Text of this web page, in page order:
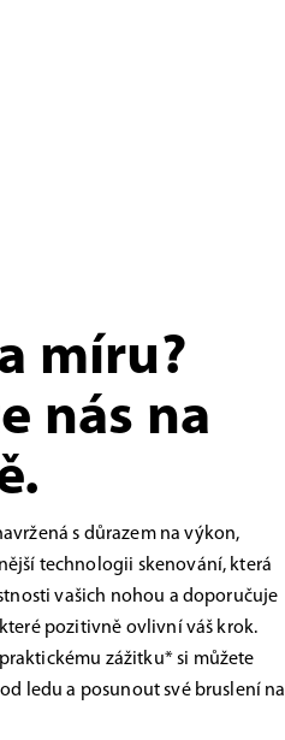
míru?
nás na
s důrazem na výkon,
technologii skenování, která
vašich nohou a doporučuje
pozitivně ovlivní váš krok.
zážitku* si můžete
ledu a posunout své bruslení na